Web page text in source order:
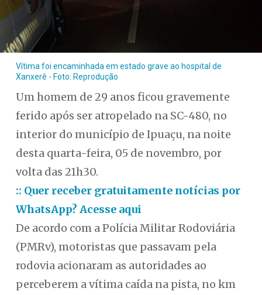
Vítima foi encaminhada em estado grave ao hospital de
Xanxerê - Foto: Reprodução
Um homem de 29 anos ficou gravemente
ferido após ser atropelado na SC-480, no
interior do município de Ipuaçu, na noite
desta quarta-feira, 05 de novembro, por
volta das 21h30.
:: Quer receber gratuitamente notícias por
WhatsApp? Acesse aqui
De acordo com a Polícia Militar Rodoviária
(PMRv), motoristas que passavam pela
rodovia acionaram as autoridades ao
perceberem a vítima caída na pista, no km